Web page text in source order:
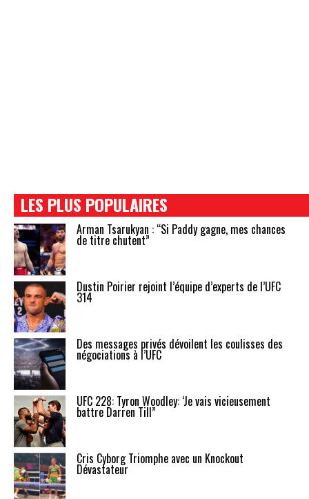
LES PLUS POPULAIRES
Arman Tsarukyan : “Si Paddy gagne, mes chances
de titre chutent”
Dustin Poirier rejoint l’équipe d’experts de l’UFC
314
Des messages privés dévoilent les coulisses des
négociations à l’UFC
UFC 228: Tyron Woodley: ‘Je vais vicieusement
battre Darren Till”
Cris Cyborg Triomphe avec un Knockout
Dévastateur